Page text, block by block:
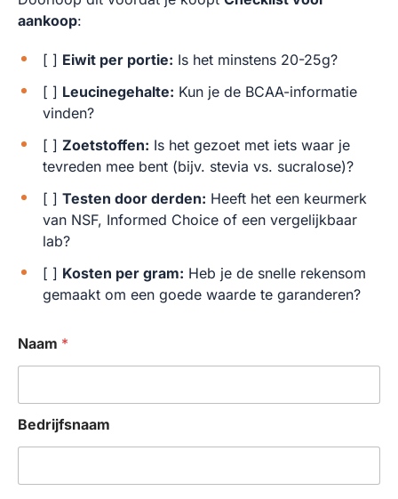
aankoop:
[ ] Eiwit per portie: Is het minstens 20-25g?
[ ] Leucinegehalte: Kun je de BCAA-informatie
vinden?
[ ] Zoetstoffen: Is het gezoet met iets waar je
tevreden mee bent (bijv. stevia vs. sucralose)?
[ ] Testen door derden: Heeft het een keurmerk
van NSF, Informed Choice of een vergelijkbaar
lab?
[ ] Kosten per gram: Heb je de snelle rekensom
gemaakt om een goede waarde te garanderen?
Naam *
Bedrijfsnaam